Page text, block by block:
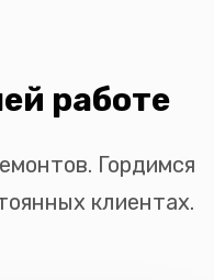
работе
Гордимся
клиентах.